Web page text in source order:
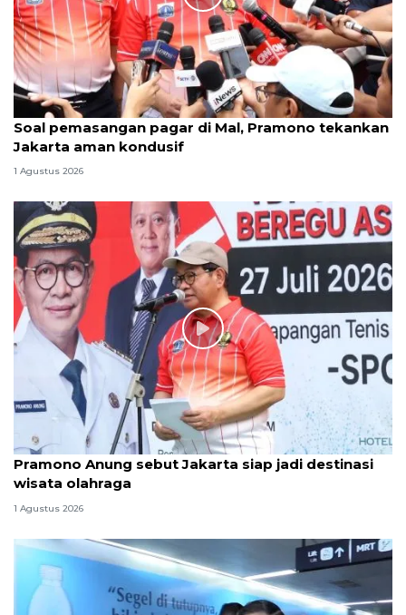
Soal pemasangan pagar di Mal, Pramono tekankan
Jakarta aman kondusif
1 Agustus 2026
Pramono Anung sebut Jakarta siap jadi destinasi
wisata olahraga
1 Agustus 2026